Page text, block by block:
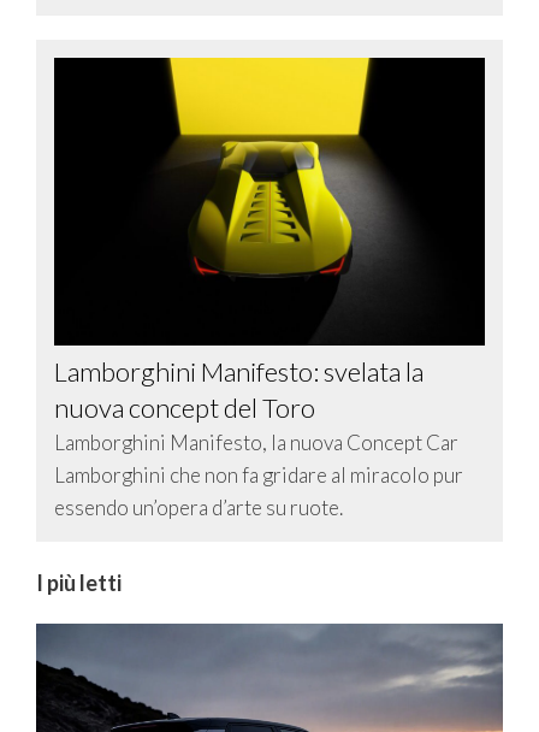
Lamborghini Manifesto: svelata la
nuova concept del Toro
Lamborghini Manifesto, la nuova Concept Car
Lamborghini che non fa gridare al miracolo pur
essendo un’opera d’arte su ruote.
I più letti